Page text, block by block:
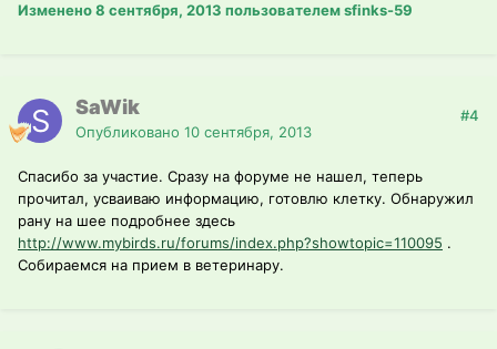
Изменено8 сентября, 2013 пользователем sfinks-59
SaWik
Опубликовано 10 сентября, 2013
#4
Спасибо за участие. Сразу на форуме не нашел, теперь
прочитал, усваиваю информацию, готовлю клетку. Обнаружил
рану на шее подробнее здесь
http://www.mybirds.ru/forums/index.php?showtopic=110095 .
Собираемся на прием в ветеринару.